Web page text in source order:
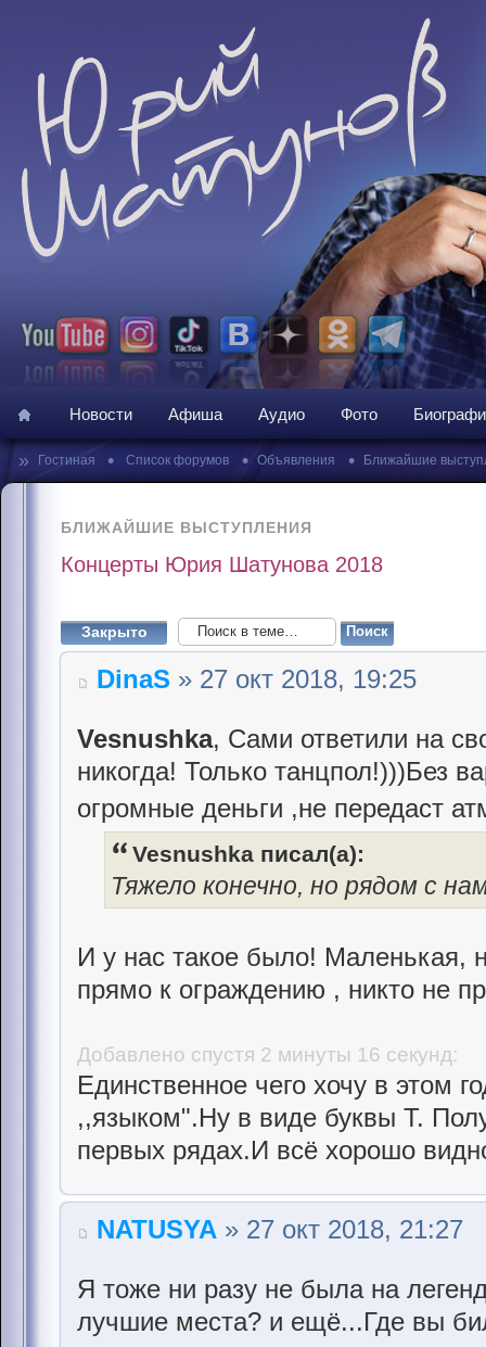
Новости Афиша Аудио Фото
» Гостиная • Список форумов • Объявления • Ближайшие
БЛИЖАЙШИЕ ВЫСТУПЛЕНИЯ
Концерты Юрия Шатунова 2018
Закрыто
DinaS » 27 окт 2018, 19:25
Vesnushka, Сами ответили на
никогда! Только танцпол!)))Без
огромные деньги ,не передаст
Vesnushka писал(а):
Тяжело конечно, но рядом с
И у нас такое было! Маленькая,
прямо к ограждению , никто не
Добавлено спустя 2 минуты 16 секунд:
Единственное чего хочу в этом
,,языком".Ну в виде буквы Т.
первых рядах.И всё хорошо
NATUSYA » 27 окт 2018, 21:27
Я тоже ни разу не была на
лучшие места? и ещё...Где вы